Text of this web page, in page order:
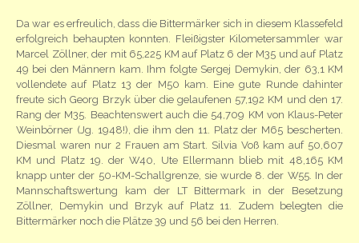
Da war es erfreulich, dass die Bittermärker sich in diesem Klassefeld
erfolgreich behaupten konnten. Fleißigster Kilometersammler war
Marcel Zöllner, der mit 65,225 KM auf Platz 6 der M35 und auf Platz
49 bei den Männern kam. Ihm folgte Sergej Demykin, der 63,1 KM
vollendete auf Platz 13 der M50 kam. Eine gute Runde dahinter
freute sich Georg Brzyk über die gelaufenen 57,192 KM und den 17.
Rang der M35. Beachtenswert auch die 54,709 KM von Klaus-Peter
Weinbörner (Jg. 1948!), die ihm den 11. Platz der M65 bescherten.
Diesmal waren nur 2 Frauen am Start. Silvia Voß kam auf 50,607
KM und Platz 19. der W40, Ute Ellermann blieb mit 48,165 KM
knapp unter der 50-KM-Schallgrenze, sie wurde 8. der W55. In der
Mannschaftswertung kam der LT Bittermark in der Besetzung
Zöllner, Demykin und Brzyk auf Platz 11. Zudem belegten die
Bittermärker noch die Plätze 39 und 56 bei den Herren.